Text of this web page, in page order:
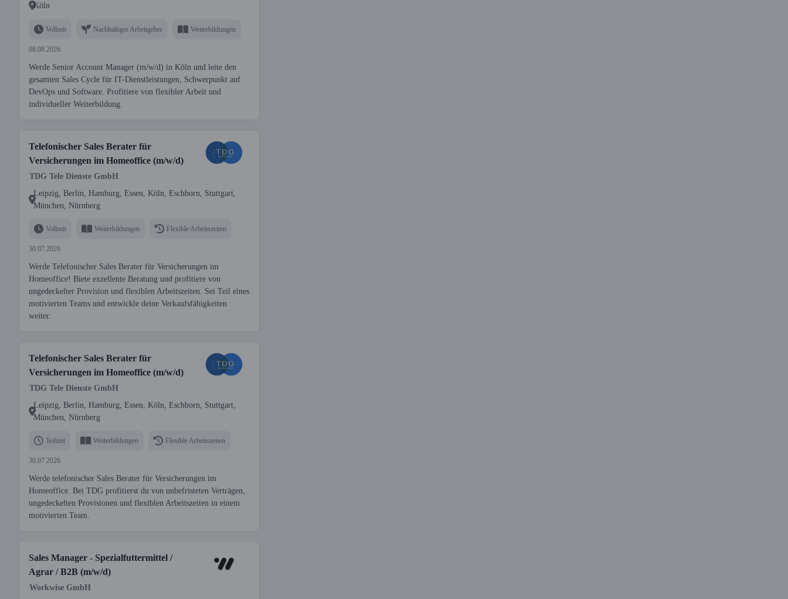
Köln
Vollzeit Nachhaltiger Arbeitgeber Weiterbildungen
08.08.2026
Werde Senior Account Manager (m/w/d) in Köln und leite den
gesamten Sales Cycle für IT-Dienstleistungen, Schwerpunkt auf
DevOps und Software. Profitiere von flexibler Arbeit und
individueller Weiterbildung.
Telefonischer Sales Berater für
Versicherungen im Homeoffice (m/w/d)
TDG Tele Dienste GmbH
Leipzig, Berlin, Hamburg, Essen, Köln, Eschborn, Stuttgart,
München, Nürnberg
Vollzeit Weiterbildungen Flexible Arbeitszeiten
30.07.2026
Werde Telefonischer Sales Berater für Versicherungen im
Homeoffice! Biete exzellente Beratung und profitiere von
ungedeckelter Provision und flexiblen Arbeitszeiten. Sei Teil eines
motivierten Teams und entwickle deine Verkaufsfähigkeiten
weiter.
Telefonischer Sales Berater für
Versicherungen im Homeoffice (m/w/d)
TDG Tele Dienste GmbH
Leipzig, Berlin, Hamburg, Essen, Köln, Eschborn, Stuttgart,
München, Nürnberg
Teilzeit Weiterbildungen Flexible Arbeitszeiten
30.07.2026
Werde telefonischer Sales Berater für Versicherungen im
Homeoffice. Bei TDG profitierst du von unbefristeten Verträgen,
ungedeckelten Provisionen und flexiblen Arbeitszeiten in einem
motivierten Team.
Sales Manager - Spezialfuttermittel /
Agrar / B2B (m/w/d)
Workwise GmbH